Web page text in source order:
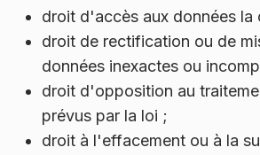
droit d'accès aux données la
droit de rectification ou de
données inexactes ou
droit d'opposition au
prévus par la loi ;
droit à l'effacement ou à la